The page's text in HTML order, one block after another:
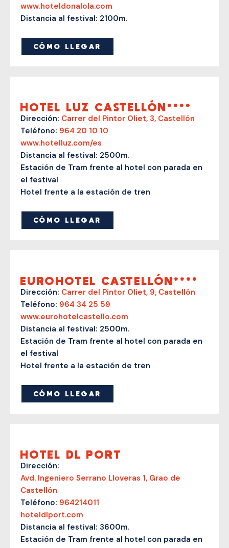
www.hoteldonalola.com
Distancia al festival: 2100m.
CÓMO LLEGAR
HOTEL LUZ CASTELLÓN****
Dirección: Carrer del Pintor Oliet, 3, Castellón
Teléfono: 964 20 10 10
www.hotelluz.com/es
Distancia al festival: 2500m.
Estación de Tram frente al hotel con parada en
el festival
Hotel frente a la estación de tren
CÓMO LLEGAR
EUROHOTEL CASTELLÓN****
Dirección: Carrer del Pintor Oliet, 9, Castellón
Teléfono: 964 34 25 59
www.eurohotelcastello.com
Distancia al festival: 2500m.
Estación de Tram frente al hotel con parada en
el festival
Hotel frente a la estación de tren
CÓMO LLEGAR
HOTEL DL PORT
Dirección:
Avd. Ingeniero Serrano Lloveras 1, Grao de
Castellón
Teléfono: 964214011
hoteldlport.com
Distancia al festival: 3600m.
Estación de Tram frente al hotel con parada en